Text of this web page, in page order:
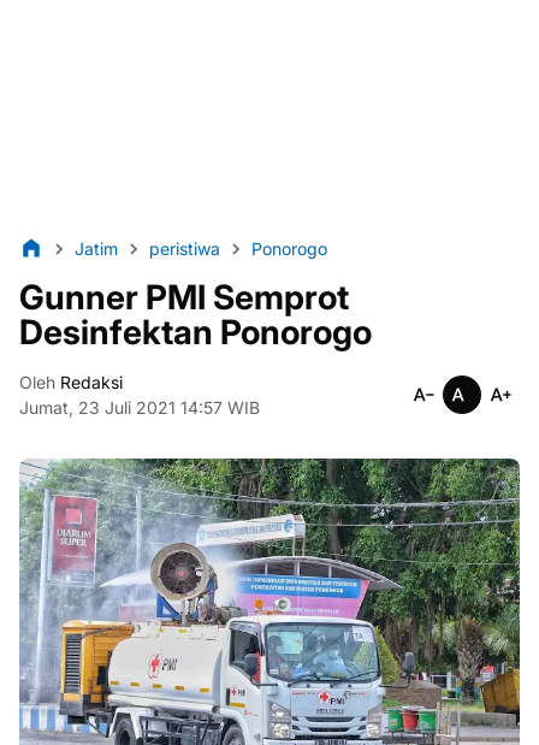
Jatim peristiwa Ponorogo
Gunner PMI Semprot
Desinfektan Ponorogo
Oleh Redaksi
Jumat, 23 Juli 2021 14:57 WIB